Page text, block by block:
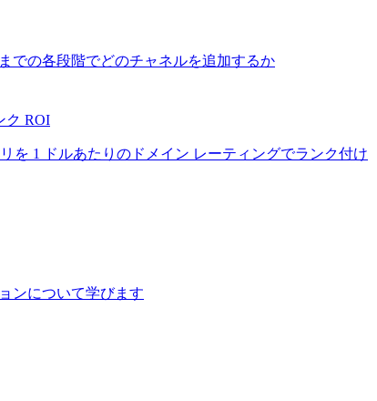
での各段階でどのチャネルを追加するか
ク ROI
を 1 ドルあたりのドメイン レーティングでランク付け
ンについて学びます